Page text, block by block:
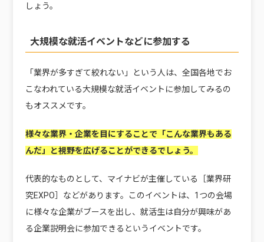
しょう。
大規模な就活イベントなどに参加する
「業界が多すぎて絞れない」という人は、全国各地でお
こなわれている大規模な就活イベントに参加してみるの
もオススメです。
様々な業界・企業を目にすることで「こんな業界もある
んだ」と視野を広げることができるでしょう。
代表的なものとして、マイナビが主催している［業界研
究EXPO］などがあります。このイベントは、1つの会場
に様々な企業がブースを出し、就活生は自分が興味があ
る企業説明会に参加できるというイベントです。